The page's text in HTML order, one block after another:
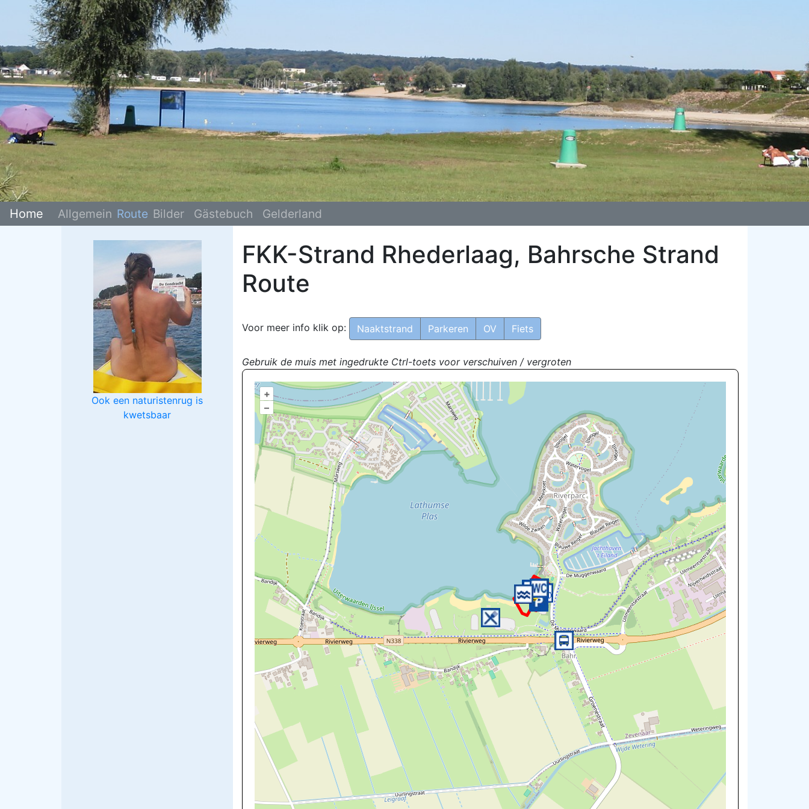
Home Allgemein Route Bilder Gästebuch Gelderland
Ook een naturistenrug is
kwetsbaar
FKK-Strand Rhederlaag, Bahrsche Strand
Route
Voor meer info klik op: Naaktstrand Parkeren OV Fiets
Gebruik de muis met ingedrukte Ctrl-toets voor verschuiven / vergroten
+
–